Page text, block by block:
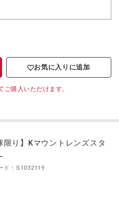
お気に入りに追加
購入いただけます。
限り】Kマウントレンズスタ
ド：S1032119